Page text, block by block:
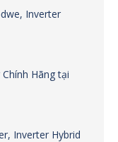
Inverter
Hãng tại
Inverter Hybrid